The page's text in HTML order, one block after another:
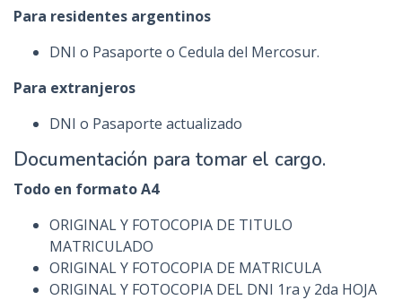
Para residentes argentinos
DNI o Pasaporte o Cedula del Mercosur.
Para extranjeros
DNI o Pasaporte actualizado
Documentación para tomar el cargo.
Todo en formato A4
ORIGINAL Y FOTOCOPIA DE TITULO
MATRICULADO
ORIGINAL Y FOTOCOPIA DE MATRICULA
ORIGINAL Y FOTOCOPIA DEL DNI 1ra y 2da HOJA